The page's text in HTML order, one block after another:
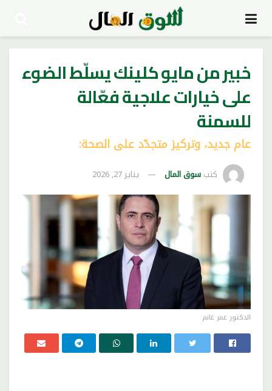
خبير من مايو كلينك يسلّط الضوء
على خيارات علاجية فعّالة
للسمنة
عام جديد، وتركيز متجدّد على الصحة:
كتب سوق المال يناير 27, 2026
الدكتور عمر غانم